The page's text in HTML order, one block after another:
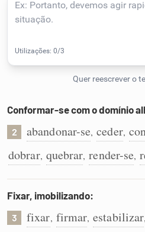
Caça-palavras
Sinônimos
Conformar-se com o domínio
2 abandonar-se, ceder,
dobrar, quebrar, render-se,
Fixar, imobilizando:
3 fixar, firmar, estabilizar,